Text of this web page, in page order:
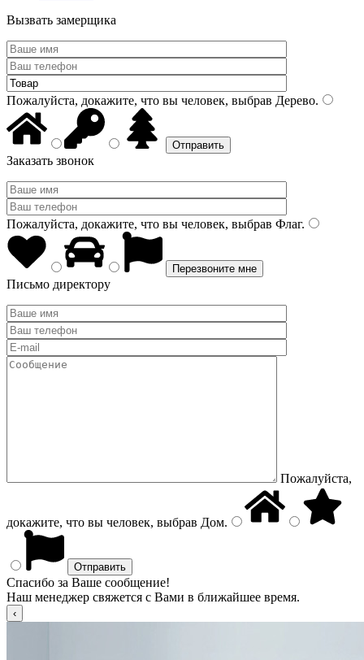
Вызвать замерщика
Пожалуйста, докажите, что вы человек, выбрав Дерево.
Заказать звонок
Пожалуйста, докажите, что вы человек, выбрав Флаг.
Письмо директору
Пожалуйста,
докажите, что вы человек, выбрав Дом.
Спасибо за Ваше сообщение!
Наш менеджер свяжется с Вами в ближайшее время.